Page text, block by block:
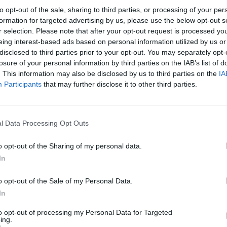
opt-out of the sale, sharing to third parties, or processing of your
for targeted advertising by us, please use the below opt-out
selection. Please note that after your opt-out request is processed
interest-based ads based on personal information utilized by us
to third parties prior to your opt-out. You may separately
of your personal information by third parties on the IAB’s list of
This information may also be disclosed by us to third parties on the
Participants that may further disclose it to other third parties.
Data Processing Opt Outs
opt-out of the Sharing of my personal data.
opt-out of the Sale of my Personal Data.
opt-out of processing my Personal Data for Targeted
σε ταξί. Το ταξί ως όχημα κινείται
πολύ γρήγορα, άμεσα σε ένα αιφνίδιο
και τον κατάλληλο εξοπλισμό είναι
και είναι καθήκον μας να το κάνουμε».
μετρό ξεκινά άμεσα, ενώ τα πρώτα ταξί με
θα βγουν σύντομα στους δρόμους.
φαρμάκων
επηρεάζει τον ύπνο και τον οργανισμό μας
απινιδωτές Μετρό ταξί